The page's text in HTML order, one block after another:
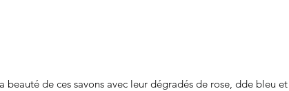
beauté de ces savons avec leur dégradés de rose, dde bleu et